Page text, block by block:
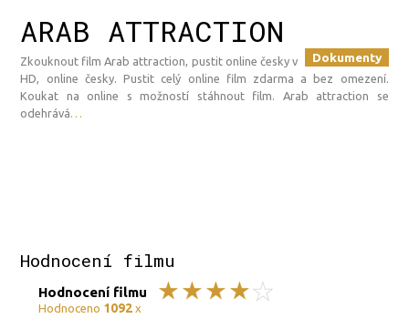
ARAB ATTRACTION
Dokumenty
Zkouknout film Arab attraction, pustit online česky v
HD, online česky. Pustit celý online film zdarma a bez omezení.
Koukat na online s možností stáhnout film. Arab attraction se
odehrává
Hodnocení filmu
Hodnocení filmu
Hodnoceno 1092x